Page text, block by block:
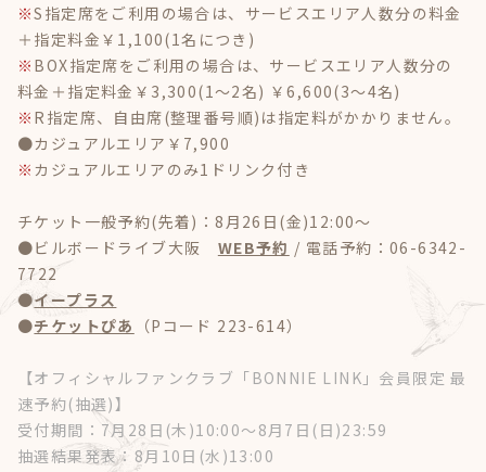
※S指定席をご利用の場合は、サービスエリア人数分の料金
＋指定料金￥1,100(1名につき)
※ BOX指定席をご利用の場合は、サービスエリア人数分の
料金＋指定料金￥3,300(1～2名) ￥6,600(3～4名)
※ R指定席、自由席(整理番号順)は指定料がかかりません。
●カジュアルエリア￥7,900
※ カジュアルエリアのみ1ドリンク付き
チケット一般予約(先着)：8月26日(金)12:00～
●ビルボードライブ大阪 WEB予約 / 電話予約：06-6342-
7722
●イープラス
●チケットぴあ （Pコード 223-614）
【オフィシャルファンクラブ「BONNIE LINK」会員限定 最
速予約(抽選)】
受付期間：7月28日(木)10:00～8月7日(日)23:59
抽選結果発表：8月10日(水)13:00